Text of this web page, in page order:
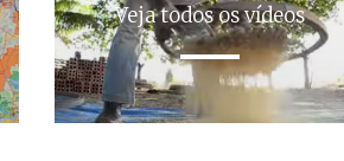
Veja todos os vídeos